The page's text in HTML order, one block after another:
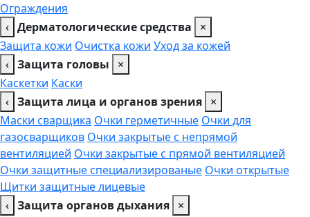
Ограждения
‹ Дерматологические средства
×
Защита кожи Очистка кожи Уход за кожей
‹ Защита головы
×
Каскетки Каски
‹ Защита лица и органов зрения ×
Маски сварщика Очки герметичные Очки для
газосварщиков Очки закрытые с непрямой
вентиляцией Очки закрытые с прямой вентиляцией
Очки защитные специализированые Очки открытые
Щитки защитные лицевые
‹ Защита органов дыхания ×